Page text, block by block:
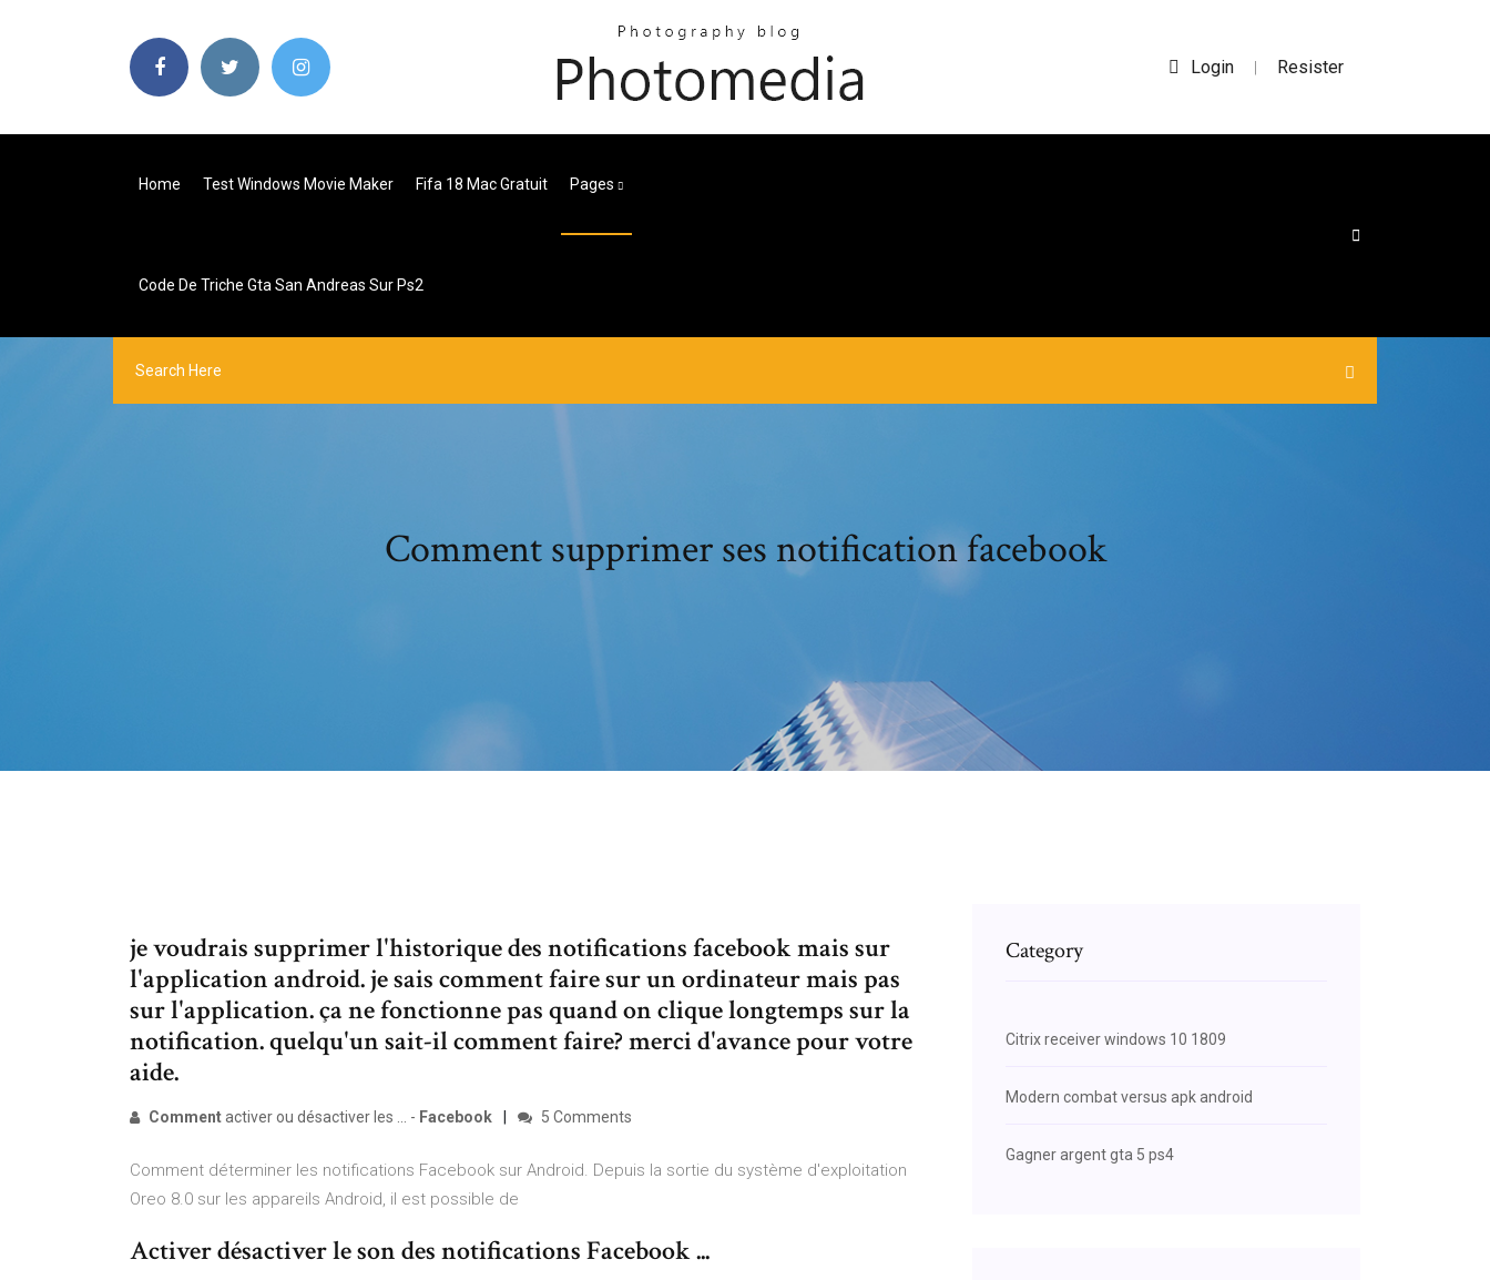
Login | Resister
Home Test Windows Movie Maker Fifa 18 Mac Gratuit Pages
Code De Triche Gta San Andreas Sur Ps2
Comment supprimer ses notification facebook
je voudrais supprimer l'historique des notifications facebook mais sur
l'application android. je sais comment faire sur un ordinateur mais pas
sur l'application. ça ne fonctionne pas quand on clique longtemps sur la
notification. quelqu'un sait-il comment faire? merci d'avance pour votre
aide.
Commentactiver ou désactiver les ... - Facebook 5 Comments
Comment déterminer les notifications Facebook sur Android. Depuis la sortie du système d'exploitation
Oreo 8.0 sur les appareils Android, il est possible de
Activer désactiver le son des notifications Facebook ...
Category
Citrix receiver windows 10 1809
Modern combat versus apk android
Gagner argent gta 5 ps4